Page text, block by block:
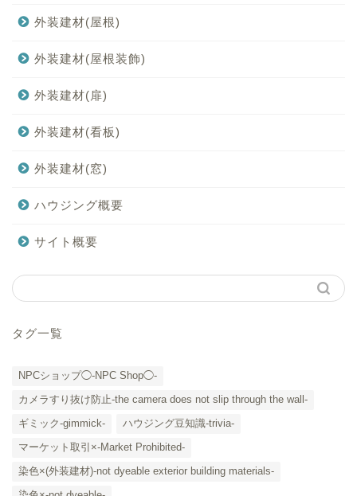
外装建材(屋根)
外装建材(屋根装飾)
外装建材(扉)
外装建材(看板)
外装建材(窓)
ハウジング概要
サイト概要
タグ一覧
NPCショップ◯-NPC Shop◯-
カメラすり抜け防止-the camera does not slip through the wall-
ギミック-gimmick-
ハウジング豆知識-trivia-
マーケット取引×-Market Prohibited-
染色×(外装建材)-not dyeable exterior building materials-